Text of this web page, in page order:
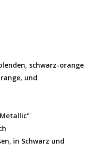
schwarz-orange
und
in Schwarz und